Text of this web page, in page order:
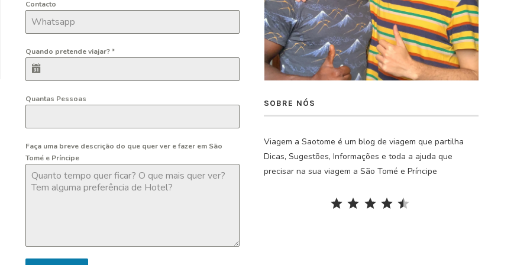
Contacto
Quando pretende viajar?*
Quantas Pessoas
Faça uma breve descrição do que quer ver e fazer em São
Tomé e Príncipe
SOBRE NÓS
Viagem a Saotome é um blog de viagem que partilha
Dicas, Sugestões, Informações e toda a ajuda que
precisar na sua viagem a São Tomé e Príncipe